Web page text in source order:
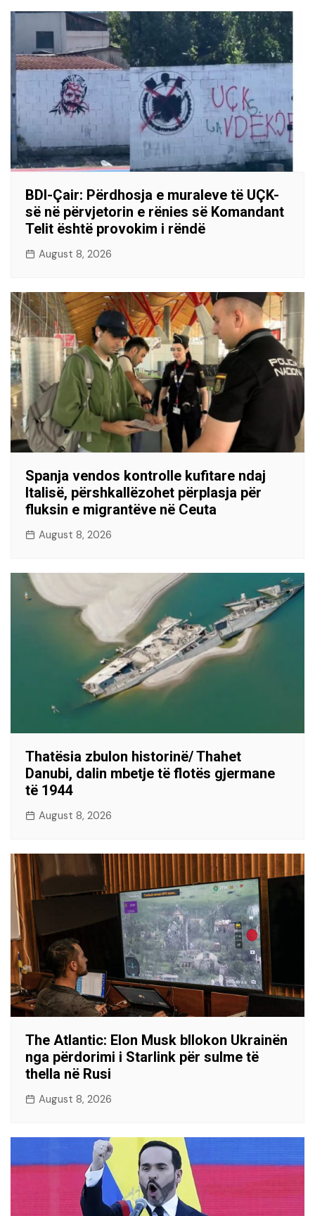
BDI-Çair: Përdhosja e muraleve të UÇK-
së në përvjetorin e rënies së Komandant
Telit është provokim i rëndë
August 8, 2026
Spanja vendos kontrolle kufitare ndaj
Italisë, përshkallëzohet përplasja për
fluksin e migrantëve në Ceuta
August 8, 2026
Thatësia zbulon historinë/ Thahet
Danubi, dalin mbetje të flotës gjermane
të 1944
August 8, 2026
The Atlantic: Elon Musk bllokon Ukrainën
nga përdorimi i Starlink për sulme të
thella në Rusi
August 8, 2026